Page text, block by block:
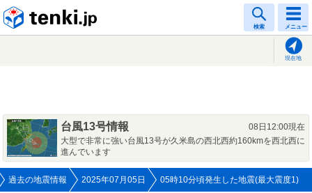
検索 メニュー
現在地
台風13号情報
08日12:00現在
大型で非常に強い台風13号が久米島の西北西約160kmを西北西に
進んでいます
過去の地震情報 2025年07月05日 05時10分頃発生した地震(最大震度1)